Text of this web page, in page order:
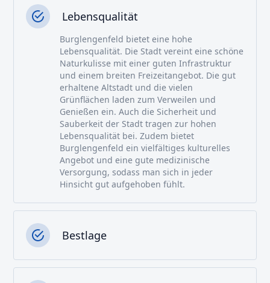
Lebensqualität
Burglengenfeld bietet eine hohe
Lebensqualität. Die Stadt vereint eine schöne
Naturkulisse mit einer guten Infrastruktur
und einem breiten Freizeitangebot. Die gut
erhaltene Altstadt und die vielen
Grünflächen laden zum Verweilen und
Genießen ein. Auch die Sicherheit und
Sauberkeit der Stadt tragen zur hohen
Lebensqualität bei. Zudem bietet
Burglengenfeld ein vielfältiges kulturelles
Angebot und eine gute medizinische
Versorgung, sodass man sich in jeder
Hinsicht gut aufgehoben fühlt.
Bestlage